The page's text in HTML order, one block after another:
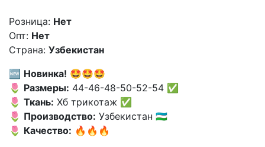
Розница: Нет
Опт: Нет
Страна: Узбекистан
🆕 Новинка! 🤩🤩🤩
🌷 Размеры: 44-46-48-50-52-54 ✅
🌷 Ткань: Хб трикотаж ✅
🌷 Производство: Узбекистан 🇺🇿
🌷 Качество: 🔥🔥🔥